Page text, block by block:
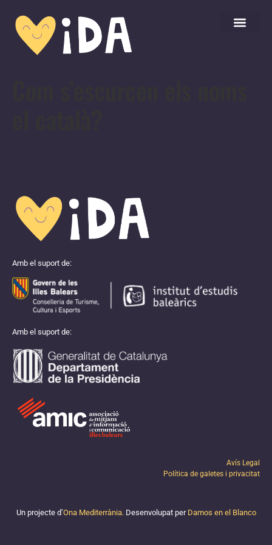
Amb el suport de:
Amb el suport de:
Avís Legal
Política de galetes i privacitat
Un projecte d’Ona Mediterrània. Desenvolupat per Damos en el Blanco